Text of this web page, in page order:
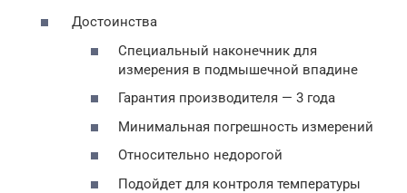
Достоинства
Специальный наконечник для
измерения в подмышечной впадине
Гарантия производителя — 3 года
Минимальная погрешность измерений
Относительно недорогой
Подойдет для контроля температуры